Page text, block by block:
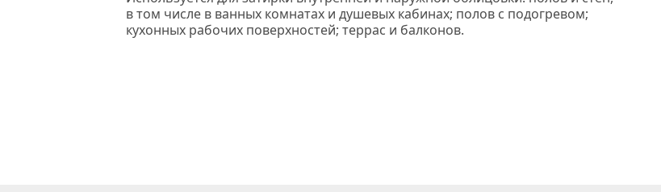
в том числе в ванных комнатах и душевых кабинах; полов с подогревом;
кухонных рабочих поверхностей; террас и балконов.